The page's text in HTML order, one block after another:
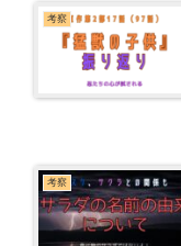
考察
考察